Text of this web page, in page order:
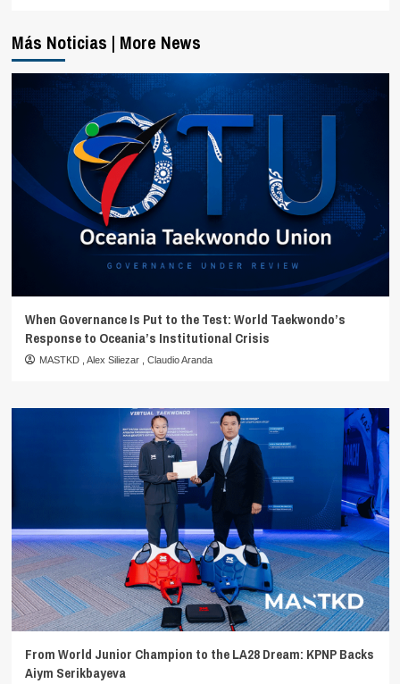
Más Noticias | More News
When Governance Is Put to the Test: World Taekwondo’s
Response to Oceania’s Institutional Crisis
MASTKD Alex Siliezar Claudio Aranda
From World Junior Champion to the LA28 Dream: KPNP Backs
Aiym Serikbayeva